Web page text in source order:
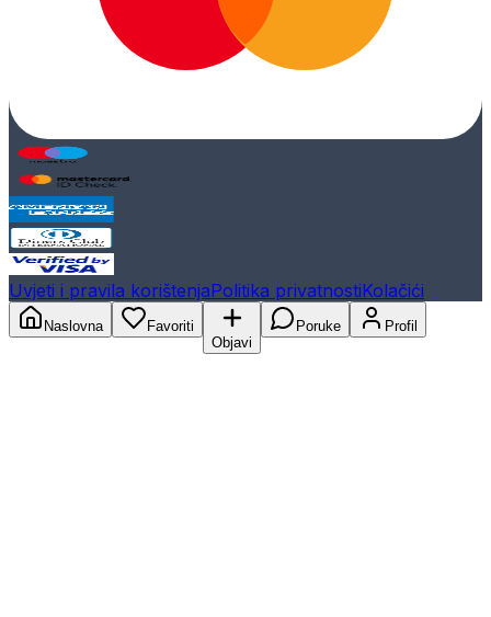
Uvjeti i pravila korištenjaPolitika privatnostiKolačići
Naslovna
Favoriti
Objavi
Poruke Profil